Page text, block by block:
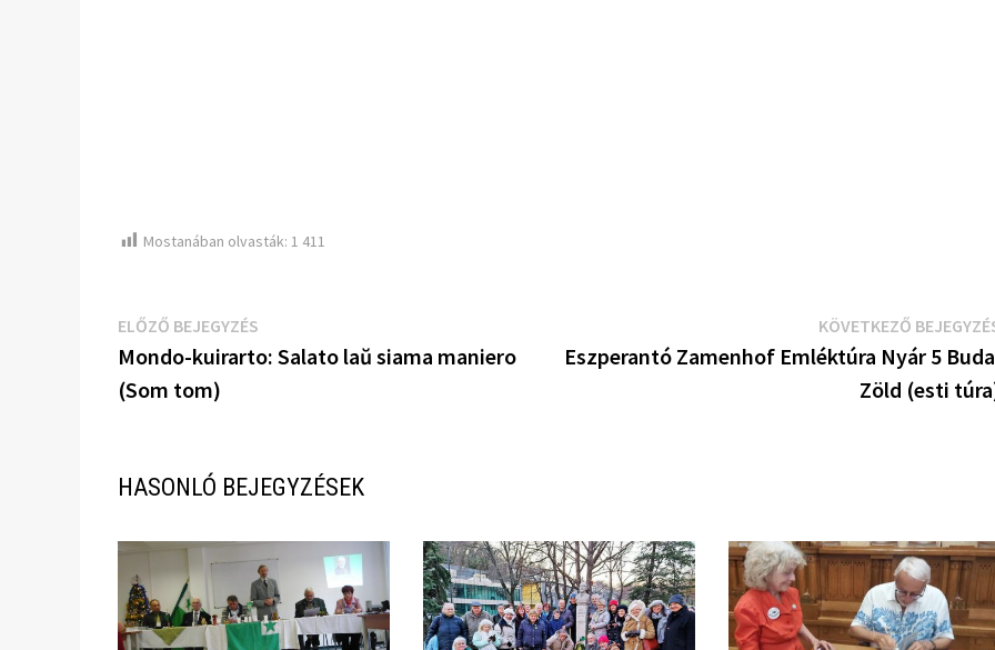
Mostanában olvasták: 1 411
Bejegyzés
navigáció
ELŐZŐ BEJEGYZÉS
bejegyzés:
Mondo-kuirarto: Salato laŭ siama maniero
(Som tom)
KÖVETKEZŐ
Eszperantó Zamenhof Emléktúra Nyár 5
Zöld (esti
HASONLÓ BEJEGYZÉSEK